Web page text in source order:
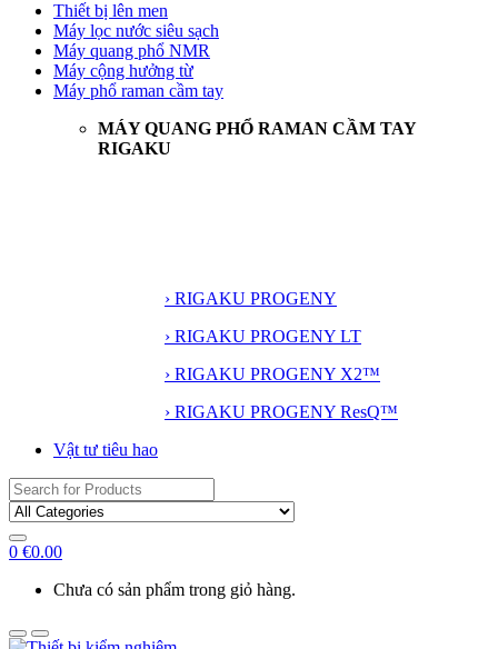
Thiết bị lên men
Máy lọc nước siêu sạch
Máy quang phổ NMR
Máy cộng hưởng từ
Máy phổ raman cầm tay
MÁY QUANG PHỔ RAMAN CẦM TAY
RIGAKU
› RIGAKU PROGENY
› RIGAKU PROGENY LT
› RIGAKU PROGENY X2™
› RIGAKU PROGENY ResQ™
Vật tư tiêu hao
Search
for:
0 €0.00
Chưa có sản phẩm trong giỏ hàng.